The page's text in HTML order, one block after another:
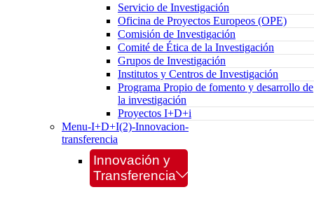
Servicio de Investigación
Oficina de Proyectos Europeos (OPE)
Comisión de Investigación
Comité de Ética de la Investigación
Grupos de Investigación
Institutos y Centros de Investigación
Programa Propio de fomento y desarrollo de
la investigación
Proyectos I+D+i
Menu-I+D+I(2)-Innovacion-
transferencia
Innovación y
Transferencia